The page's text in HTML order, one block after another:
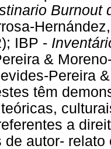
Burnout
IBP -
&
Pereira
têm
a
de autor-